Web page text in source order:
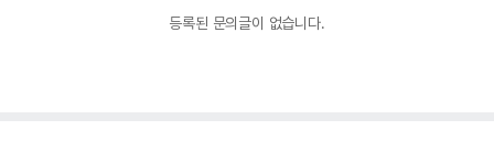
등록된 문의글이 없습니다.